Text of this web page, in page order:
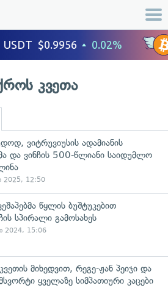
კვეთა
ვიტრუვიუსის ადამიანის
და ვინჩის 500-წლიანი საიდუმლო
2025, 12:50
წყლის ბუშტუკებით
სპირალი გამოსახეს
2024, 15:06
მიხედვით, რეგე-ჟან პეიჯი და
ყველაზე სიმპათიური კაცები